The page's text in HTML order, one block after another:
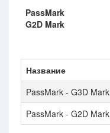
PassMark
G2D Mark
Название
PassMark - G3D Mark
PassMark - G2D Mark